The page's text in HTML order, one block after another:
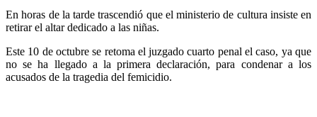
En horas de la tarde trascendió que el ministerio de cultura insiste en
retirar el altar dedicado a las niñas.
Este 10 de octubre se retoma el juzgado cuarto penal el caso, ya que
no se ha llegado a la primera declaración, para condenar a los
acusados de la tragedia del femicidio.